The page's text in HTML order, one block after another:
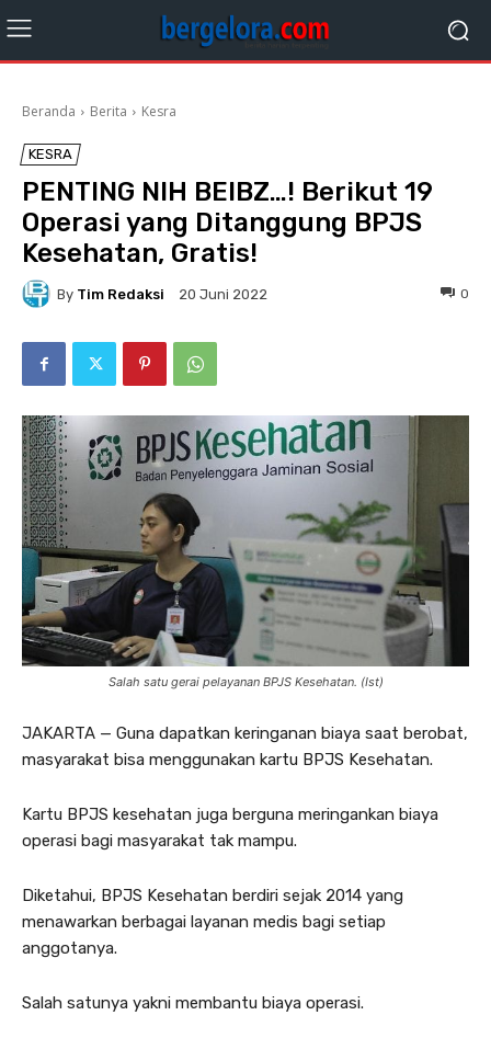
Beranda Berita Kesra
KESRA
PENTING NIH BEIBZ…! Berikut 19
Operasi yang Ditanggung BPJS
Kesehatan, Gratis!
By Tim Redaksi 20 Juni 2022 0
Salah satu gerai pelayanan BPJS Kesehatan. (Ist)
JAKARTA — Guna dapatkan keringanan biaya saat berobat,
masyarakat bisa menggunakan kartu BPJS Kesehatan.
Kartu BPJS kesehatan juga berguna meringankan biaya
operasi bagi masyarakat tak mampu.
Diketahui, BPJS Kesehatan berdiri sejak 2014 yang
menawarkan berbagai layanan medis bagi setiap
anggotanya.
Salah satunya yakni membantu biaya operasi.